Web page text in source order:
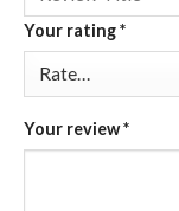
Your rating*
Your review*